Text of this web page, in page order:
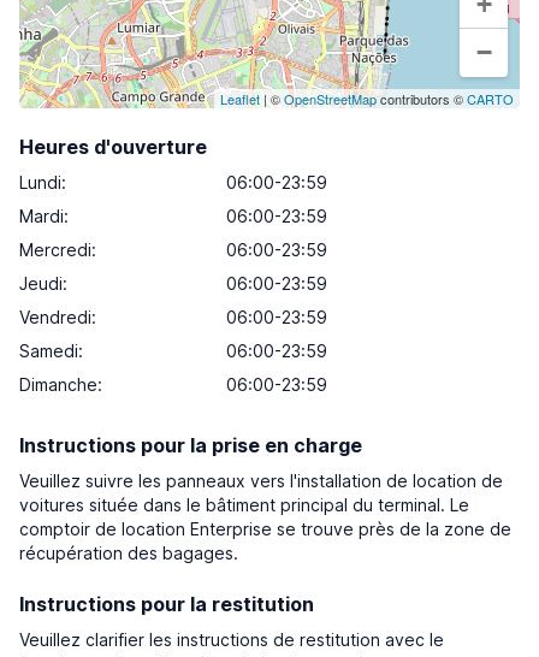
−
Leaflet| ©OpenStreetMapcontributors ©CARTO
Heures d'ouverture
Lundi:
06:00-23:59
Mardi:
06:00-23:59
Mercredi:
06:00-23:59
Jeudi:
06:00-23:59
Vendredi:
06:00-23:59
Samedi:
06:00-23:59
Dimanche: 06:00-23:59
Instructions pour la prise en charge
Veuillez suivre les panneaux vers l'installation de location de
voitures située dans le bâtiment principal du terminal. Le
comptoir de location Enterprise se trouve près de la zone de
récupération des bagages.
Instructions pour la restitution
Veuillez clarifier les instructions de restitution avec le